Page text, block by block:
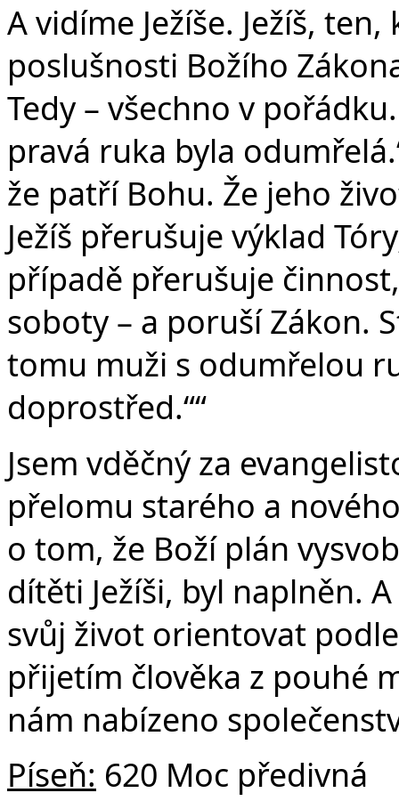
A vidíme Ježíše. Ježíš,
poslušnosti Božího
Tedy – všechno v
pravá ruka byla
že patří Bohu. Že jeho
Ježíš přerušuje výklad
případě přerušuje
soboty – a poruší Zákon.
tomu muži s odumřelou
doprostřed.““
Jsem vděčný za
přelomu starého a
o tom, že Boží plán
dítěti Ježíši, byl naplněn.
svůj život orientovat
přijetím člověka z pouhé
nám nabízeno
Píseň: 620 Moc předivná